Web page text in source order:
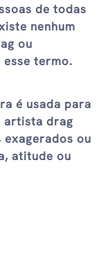
de todas
nenhum
ou
esse termo.
é usada para
artista drag
ou
atitude ou